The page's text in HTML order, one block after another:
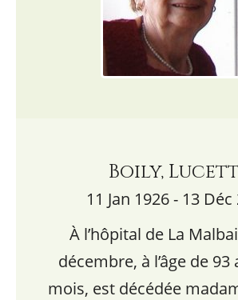
Boily,
11 Jan 1926 - 13 Déc
À l’hôpital de La
décembre, à l’âge de 93
mois, est décédée